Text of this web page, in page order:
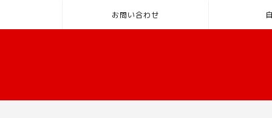
お問い合わせ